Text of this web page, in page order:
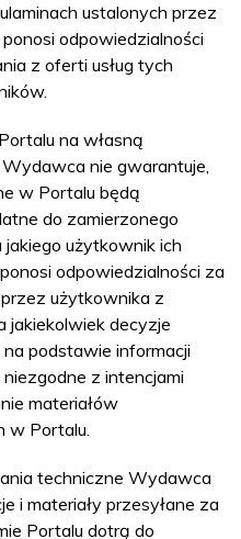
ustalonych przez
odpowiedzialności
z oferti usług tych
na własną
nie gwarantuje,
w Portalu będą
do zamierzonego
użytkownik ich
odpowiedzialności za
użytkownika z
jakiekolwiek decyzje
podstawie informacji
z intencjami
materiałów
w Portalu.
techniczne Wydawca
i materiały przesyłane za
Portalu dotrą do